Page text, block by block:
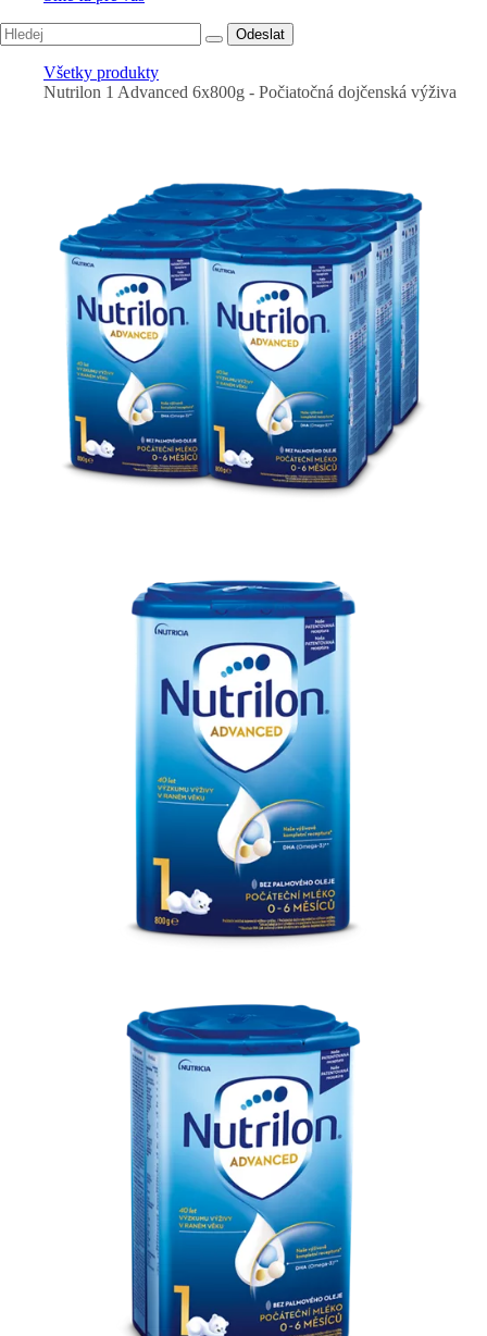
Odeslat
Všetky produkty
Nutrilon 1 Advanced 6x800g - Počiatočná dojčenská výživa